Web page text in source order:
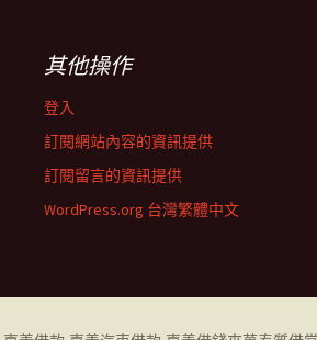
其他操作
登入
訂閱網站內容的資訊提供
訂閱留言的資訊提供
WordPress.org 台灣繁體中文